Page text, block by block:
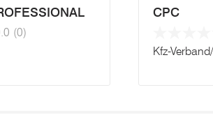
(0)
CPC
Kfz-